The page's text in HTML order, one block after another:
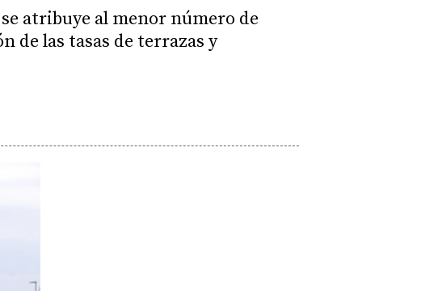
atribuye al menor número de
de las tasas de terrazas y